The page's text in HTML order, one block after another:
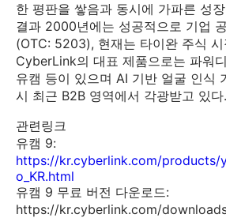
한 평판을 쌓음과 동시에 가파른 성
결과 2000년에는 성공적으로 기업
(OTC: 5203), 현재는 타이완 주식
CyberLink의 대표 제품으로는 파워
유캠 등이 있으며 AI 기반 얼굴 인식
시 최근 B2B 영역에서 각광받고 있다.
관련링크
유캠 9:
https://kr.cyberlink.com/products/
o_KR.html
유캠 9 무료 버전 다운로드:
https://kr.cyberlink.com/